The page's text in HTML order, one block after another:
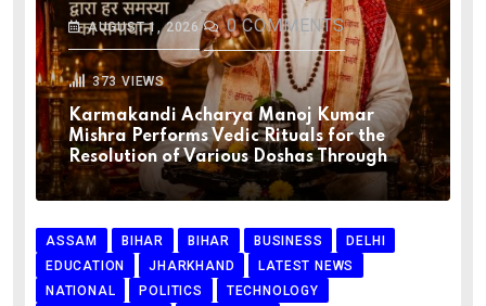
AUGUST 1, 2026 0COMMENTS
373 VIEWS
Karmakandi Acharya Manoj Kumar
Mishra Performs Vedic Rituals for the
Resolution of Various Doshas Through
ASSAM BIHAR BIHAR BUSINESS
DELHI
EDUCATION
JHARKHAND
LATEST NEWS
NATIONAL
POLITICS
TECHNOLOGY